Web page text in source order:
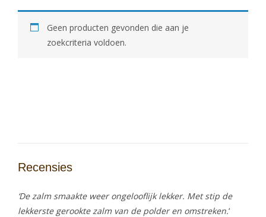
Geen producten gevonden die aan je
zoekcriteria voldoen.
Recensies
‘De zalm smaakte weer ongelooflijk lekker. Met stip de
lekkerste gerookte zalm van de polder en omstreken.‘